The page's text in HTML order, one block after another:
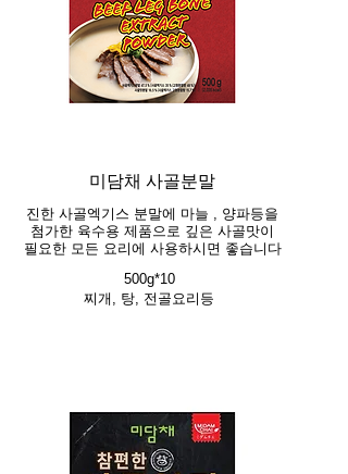
미담채 사골분말
진한 사골엑기스 분말에 마늘 , 양파등을
첨가한 육수용 제품으로 깊은 사골맛이
필요한 모든 요리에 사용하시면 좋습니다
500g*10
찌개, 탕, 전골요리등